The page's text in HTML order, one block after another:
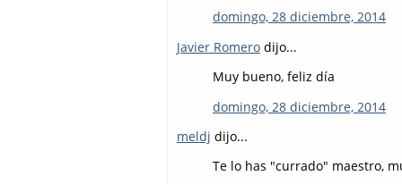
domingo, 28 diciembre, 2014
Javier Romero dijo...
Muy bueno, feliz día
domingo, 28 diciembre, 2014
meldj dijo...
Te lo has "currado" maestro,